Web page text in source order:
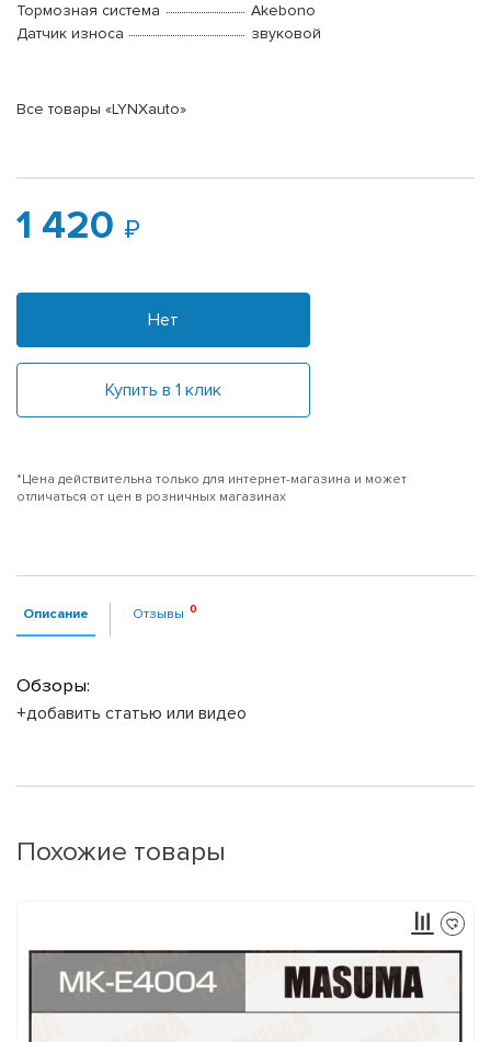
Тормозная система
Akebono
Датчик износа
звуковой
Все товары «LYNXauto»
1 420
Нет
Купить в 1 клик
*Цена действительна только для интернет-магазина и может
отличаться от цен в розничных магазинах
Описание Отзывы
Обзоры:
+добавить статью или видео
Похожие товары